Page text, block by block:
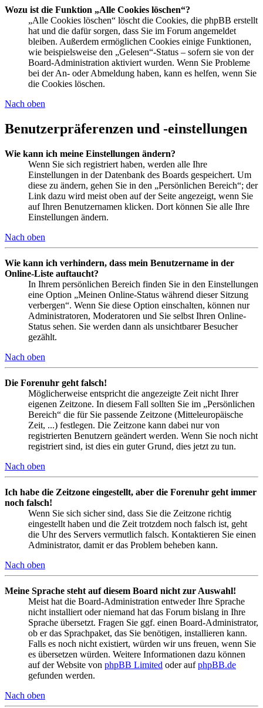
Wozu ist die Funktion „Alle Cookies löschen“?
„Alle Cookies löschen“ löscht die Cookies, die phpBB erstellt
hat und die dafür sorgen, dass Sie im Forum angemeldet
bleiben. Außerdem ermöglichen Cookies einige Funktionen,
wie beispielsweise den „Gelesen“-Status – sofern sie von der
Board-Administration aktiviert wurden. Wenn Sie Probleme
bei der An- oder Abmeldung haben, kann es helfen, wenn Sie
die Cookies löschen.
Nach oben
Benutzerpräferenzen und -einstellungen
Wie kann ich meine Einstellungen ändern?
Wenn Sie sich registriert haben, werden alle Ihre
Einstellungen in der Datenbank des Boards gespeichert. Um
diese zu ändern, gehen Sie in den „Persönlichen Bereich“; der
Link dazu wird meist oben auf der Seite angezeigt, wenn Sie
auf Ihren Benutzernamen klicken. Dort können Sie alle Ihre
Einstellungen ändern.
Nach oben
Wie kann ich verhindern, dass mein Benutzername in der
Online-Liste auftaucht?
In Ihrem persönlichen Bereich finden Sie in den Einstellungen
eine Option „Meinen Online-Status während dieser Sitzung
verbergen“. Wenn Sie diese Option einschalten, können nur
Administratoren, Moderatoren und Sie selbst Ihren Online-
Status sehen. Sie werden dann als unsichtbarer Besucher
gezählt.
Nach oben
Die Forenuhr geht falsch!
Möglicherweise entspricht die angezeigte Zeit nicht Ihrer
eigenen Zeitzone. In diesem Fall sollten Sie im „Persönlichen
Bereich“ die für Sie passende Zeitzone (Mitteleuropäische
Zeit, ...) festlegen. Die Zeitzone kann dabei nur von
registrierten Benutzern geändert werden. Wenn Sie noch nicht
registriert sind, ist dies ein guter Grund, dies jetzt zu tun.
Nach oben
Ich habe die Zeitzone eingestellt, aber die Forenuhr geht immer
noch falsch!
Wenn Sie sich sicher sind, dass Sie die Zeitzone richtig
eingestellt haben und die Zeit trotzdem noch falsch ist, geht
die Uhr des Servers vermutlich falsch. Kontaktieren Sie einen
Administrator, damit er das Problem beheben kann.
Nach oben
Meine Sprache steht auf diesem Board nicht zur Auswahl!
Meist hat die Board-Administration entweder Ihre Sprache
nicht installiert oder niemand hat das Forum bislang in Ihre
Sprache übersetzt. Fragen Sie ggf. einen Board-Administrator,
ob er das Sprachpaket, das Sie benötigen, installieren kann.
Falls es noch nicht existiert, würden wir uns freuen, wenn Sie
es übersetzen würden. Weitere Informationen dazu können
auf der Website von phpBB Limited oder aufphpBB.de
gefunden werden.
Nach oben